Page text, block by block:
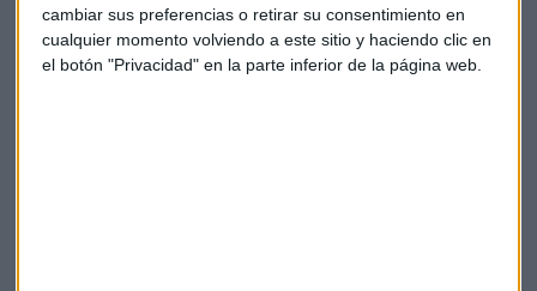
cambiar sus preferencias o retirar su consentimiento en
cualquier momento volviendo a este sitio y haciendo clic en
el botón "Privacidad" en la parte inferior de la página web.